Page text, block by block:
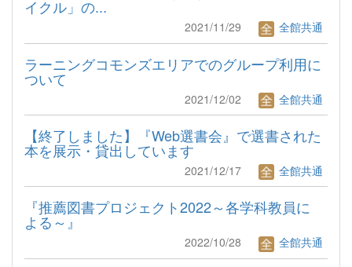
イクル」の...
2021/11/29 全館共通
ラーニングコモンズエリアでのグループ利用に
ついて
2021/12/02 全館共通
【終了しました】『Web選書会』で選書された
本を展示・貸出しています
2021/12/17 全館共通
『推薦図書プロジェクト2022～各学科教員に
よる～』
2022/10/28 全館共通